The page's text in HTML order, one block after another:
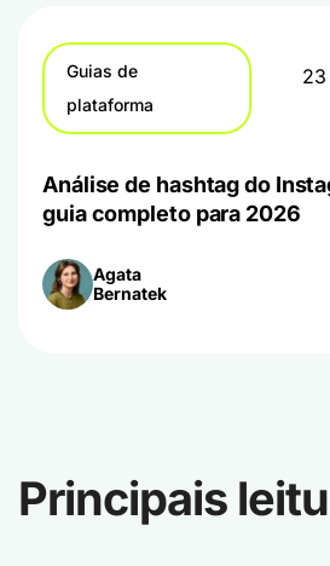
Guias de
plataforma
Análise de hashtag do
guia completo para 2026
Agata
Bernatek
Principais